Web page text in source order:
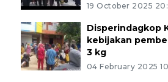
19 October 2025
Disperindagkop
kebijakan
3 kg
04 February 2025